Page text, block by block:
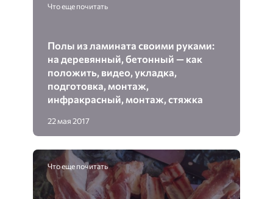
Что еще почитать
Полы из ламината своими руками:
на деревянный, бетонный — как
положить, видео, укладка,
подготовка, монтаж,
инфракрасный, монтаж, стяжка
22 мая 2017
Что еще почитать